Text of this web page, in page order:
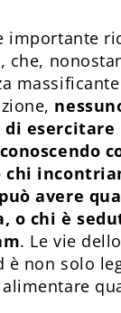
importante
che,
esercitare
chi
avere
o chi è
. Le vie
è non solo